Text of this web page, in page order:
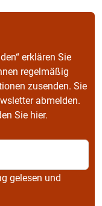
erklären Sie
regelmäßig
zusenden. Sie
abmelden.
Sie hier.
gelesen und